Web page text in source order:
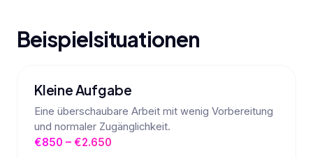
Beispielsituationen
Kleine Aufgabe
Eine überschaubare Arbeit mit wenig Vorbereitung
und normaler Zugänglichkeit.
€850 – €2.650